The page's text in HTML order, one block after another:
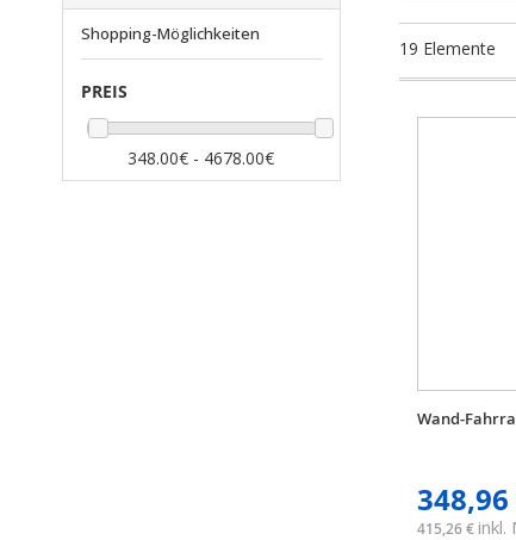
19 Elemente
Wand-
348,96
415,26 € inkl.
Shopping-Möglichkeiten
PREIS
348.00€ - 4678.00€